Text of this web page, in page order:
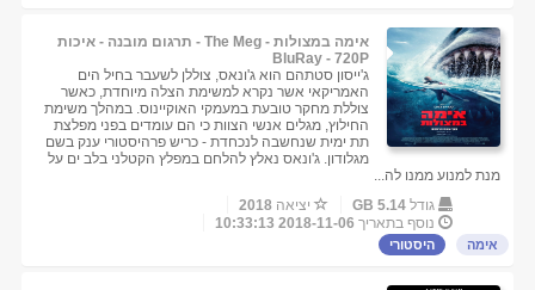
אימה במצולות - The Meg - תרגום מובנה - איכות
BluRay - 720P
ג'ייסון סטתהם הוא ג'ונאס, צוללן לשעבר בחיל הים
האמריקאי אשר נקרא למשימת הצלה מיוחדת, כאשר
צוללת מחקר טובעת במעמקי האוקיינוס. במהלך משימת
החילוץ, מגלים אנשי הצוות כי הם עומדים בפני מפלצת
תת ימית שנחשבה לנכחדת - כריש פרהיסטורי ענק בשם
מגלודון. ג'ונאס נאלץ להלחם במפלץ הקטלני בלב ים על
מנת למנוע ממנו לה...
גודל 5.14 GB יציאה 2018
נוסף בתאריך 2018-11-06 10:33:13
אימה היסטורי